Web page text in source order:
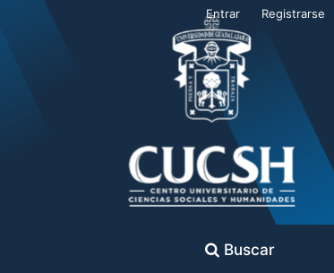
Buscar
Entrar Registrarse